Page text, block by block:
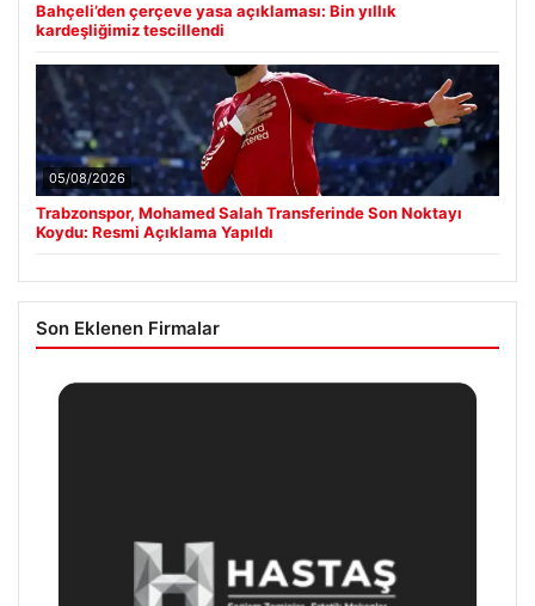
Bahçeli’den çerçeve yasa açıklaması: Bin yıllık
kardeşliğimiz tescillendi
05/08/2026
Trabzonspor, Mohamed Salah Transferinde Son Noktayı
Koydu: Resmi Açıklama Yapıldı
Son Eklenen Firmalar